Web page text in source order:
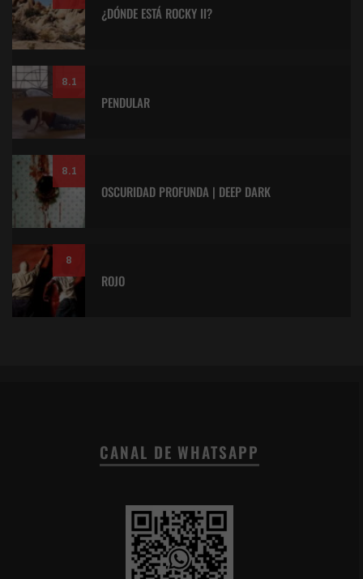
¿DÓNDE ESTÁ ROCKY II?
8.1
PENDULAR
8.1
OSCURIDAD PROFUNDA | DEEP DARK
8
ROJO
CANAL DE WHATSAPP